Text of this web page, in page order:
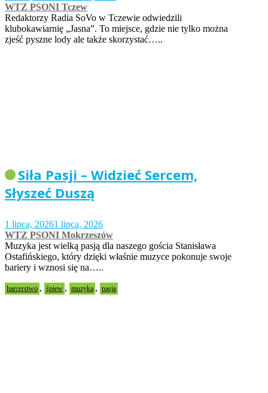
WTZ PSONI Tczew
Redaktorzy Radia SoVo w Tczewie odwiedzili
klubokawiarnię „Jasna”. To miejsce, gdzie nie tylko można
zjeść pyszne lody ale także skorzystać…..
Siła Pasji – Widzieć Sercem,
Słyszeć Duszą
1 lipca, 20261 lipca, 2026
WTZ PSONI Mokrzeszów
Muzyka jest wielką pasją dla naszego gościa Stanisława
Ostafińskiego, który dzięki właśnie muzyce pokonuje swoje
bariery i wznosi się na…..
harcerstwo , śpiew , muzyka , pasja